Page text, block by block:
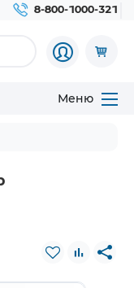
8-800-1000-321
Меню